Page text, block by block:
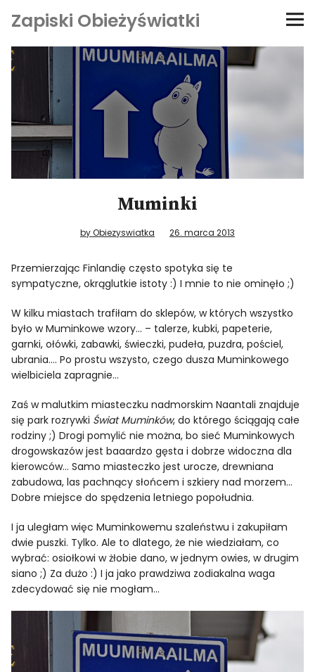
Zapiski Obieżyświatki
Podróże
Kultura i sztuka
Kątem oka
O-fiszki
Niezwyczajne ścianyMuminki
by Obiezyswiatka 26. marca 2013
Przemierzając Finlandię często spotyka się te
sympatyczne, okrąglutkie istoty :) I mnie to nie ominęło ;)
W kilku miastach trafiłam do sklepów, w których wszystko
było w Muminkowe wzory… – talerze, kubki, papeterie,
garnki, ołówki, zabawki, świeczki, pudeła, puzdra, pościel,
ubrania…. Po prostu wszysto, czego dusza Muminkowego
wielbiciela zapragnie…
Zaś w malutkim miasteczku nadmorskim Naantali znajduje
się park rozrywki Świat Muminków, do którego ściągają całe
rodziny ;) Drogi pomylić nie można, bo sieć Muminkowych
drogowskazów jest baaardzo gęsta i dobrze widoczna dla
kierowców… Samo miasteczko jest urocze, drewniana
zabudowa, las pachnący słońcem i szkiery nad morzem…
Dobre miejsce do spędzenia letniego popołudnia.
I ja uległam więc Muminkowemu szaleństwu i zakupiłam
dwie puszki. Tylko. Ale to dlatego, że nie wiedziałam, co
wybrać: osiołkowi w żłobie dano, w jednym owies, w drugim
siano ;) Za dużo :) I ja jako prawdziwa zodiakalna waga
zdecydować się nie mogłam…